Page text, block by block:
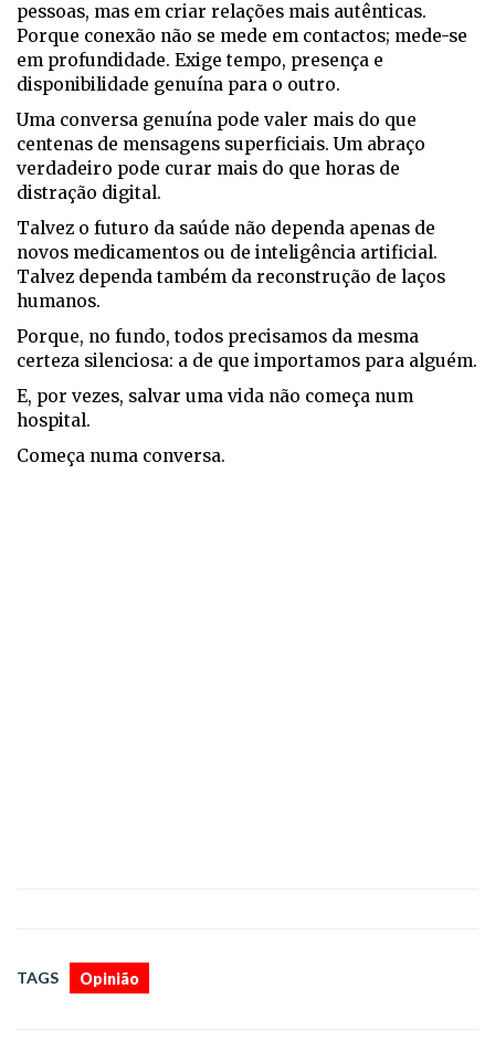
pessoas, mas em criar relações mais autênticas.
Porque conexão não se mede em contactos; mede-se
em profundidade. Exige tempo, presença e
disponibilidade genuína para o outro.
Uma conversa genuína pode valer mais do que
centenas de mensagens superficiais. Um abraço
verdadeiro pode curar mais do que horas de
distração digital.
Talvez o futuro da saúde não dependa apenas de
novos medicamentos ou de inteligência artificial.
Talvez dependa também da reconstrução de laços
humanos.
Porque, no fundo, todos precisamos da mesma
certeza silenciosa: a de que importamos para alguém.
E, por vezes, salvar uma vida não começa num
hospital.
Começa numa conversa.
TAGS Opinião